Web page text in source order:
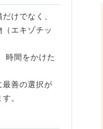
けでなく、
エキゾチッ
時間をかけた
最善の選択が
。